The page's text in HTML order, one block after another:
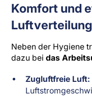
Komfort und
Luftverteilung
Neben der Hygiene
dazu beidas
Zugluftfreie Luft: